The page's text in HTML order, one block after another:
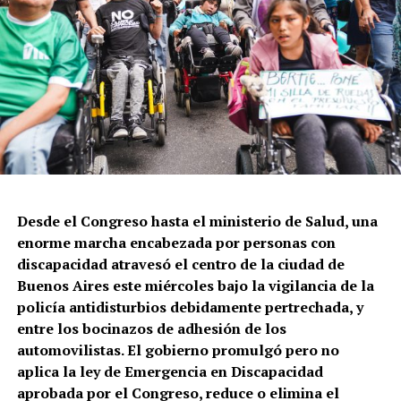
Casaló mientras que Horacio Giménez es el Ministro de
Seguridad del gobierno porteño liderado por Jorge
Macri.
Este domingo por la tarde, en la esquina de Salta y
Constitución, la Policía de la Ciudad volvió a tirar a
matar. En este caso a Leonardo Vargas, quien quedó
gravemente herido y pelea por sobrevivir. Lo que
intentaba que una persona en situación de calle no le
robara su celular.
El mapa del caravanazo.
Desde el Congreso hasta el ministerio de Salud, una
enorme marcha encabezada por personas con
discapacidad atravesó el centro de la ciudad de
Buenos Aires este miércoles bajo la vigilancia de la
policía antidisturbios debidamente pertrechada, y
entre los bocinazos de adhesión de los
automovilistas. El gobierno promulgó pero no
aplica la ley de Emergencia en Discapacidad
aprobada por el Congreso, reduce o elimina el